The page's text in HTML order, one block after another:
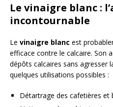
Le vinaigre blanc :
incontournable
Le vinaigre blanc est
efficace contre le calcaire. Son
dépôts calcaires sans agresser
quelques utilisations possibles :
Détartrage des cafetières et